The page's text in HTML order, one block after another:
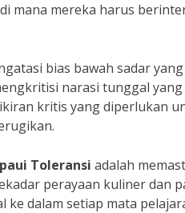
mana mereka harus
bias bawah sadar
narasi tunggal
kritis yang diperlukan
Toleransi adalah
perayaan kuliner dan
dalam setiap mata